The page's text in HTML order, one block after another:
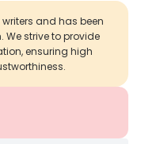
and has been
We strive to provide
ensuring high